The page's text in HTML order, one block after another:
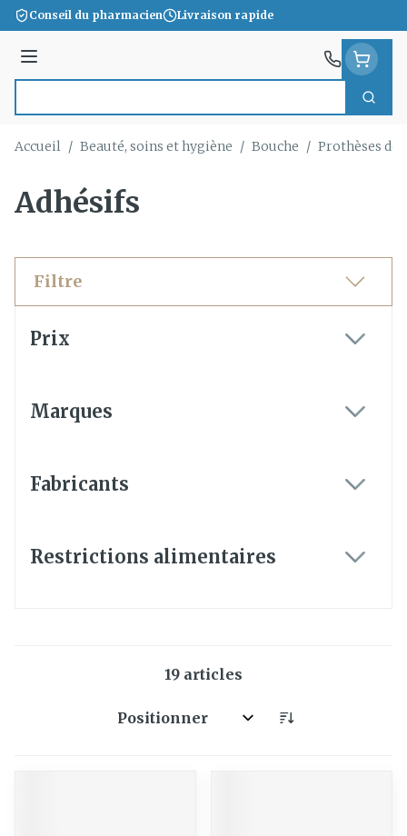
Aller au contenu
Conseil du pharmacien Livraison rapide
Menu
Accueil / Beauté, soins et hygiène / Bouche / Prothèses
Adhésifs
Filtre
Prix
Marques
Fabricants
Restrictions alimentaires
19 articles
Trier par: